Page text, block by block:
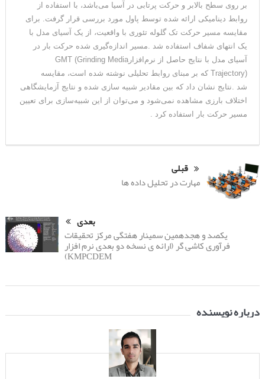
بر روی سطح بالابر و حرکت پرتابی در آسیا می‌باشد، با استفاده از
روابط دینامیکی ارائه شده توسط پاول مورد بررسی قرار گرفت. برای
مقایسه مسیر حرکت تک گلوله تئوری با واقعیت، از یک آسیای مدل با
یک انتهای شفاف استفاده شد .مسیر اندازه‌گیری شده حرکت بار در
آسیای مدل با نتایج حاصل از نرم‌افزار GMT (Grinding Media
Trajectory) که بر مبنای روابط تحلیلی نوشته شده است، مقایسه
شد .نتایج نشان داد که بین مقادیر شبیه سازی شده و نتایج آزمایشگاهی
اختلاف بارزی مشاهده نمی‌شود و می‌توان از این شبیه‌سازی برای تعیین
مسیر حرکت بار استفاده کرد .
قبلی
مهارت در تحلیل داده ها
بعدی
یکصد و هجدهمین سمینار هفتگی مرکز تحقیقات
فرآوری کاشی گر (ارائه ی نسخه دو بعدی نرم افزار
KMPCDEM)
درباره نویسنده